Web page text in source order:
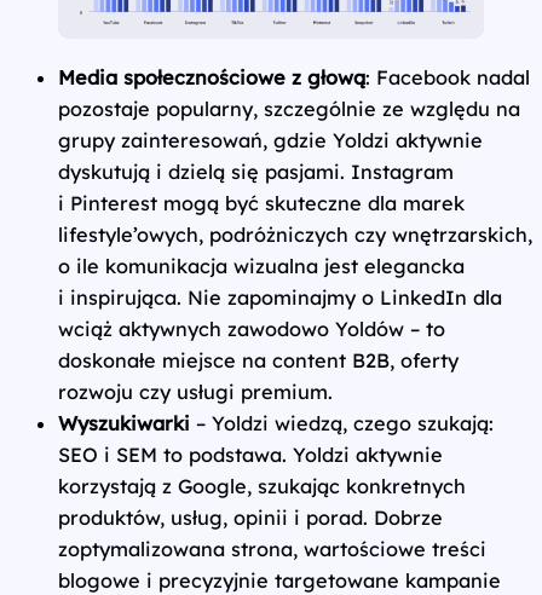
Media społecznościowe z głową: Facebook nadal
pozostaje popularny, szczególnie ze względu na
grupy zainteresowań, gdzie Yoldzi aktywnie
dyskutują i dzielą się pasjami. Instagram
i Pinterest mogą być skuteczne dla marek
lifestyle’owych, podróżniczych czy wnętrzarskich,
o ile komunikacja wizualna jest elegancka
i inspirująca. Nie zapominajmy o LinkedIn dla
wciąż aktywnych zawodowo Yoldów – to
doskonałe miejsce na content B2B, oferty
rozwoju czy usługi premium.
Wyszukiwarki – Yoldzi wiedzą, czego szukają:
SEO i SEM to podstawa. Yoldzi aktywnie
korzystają z Google, szukając konkretnych
produktów, usług, opinii i porad. Dobrze
zoptymalizowana strona, wartościowe treści
blogowe i precyzyjnie targetowane kampanie